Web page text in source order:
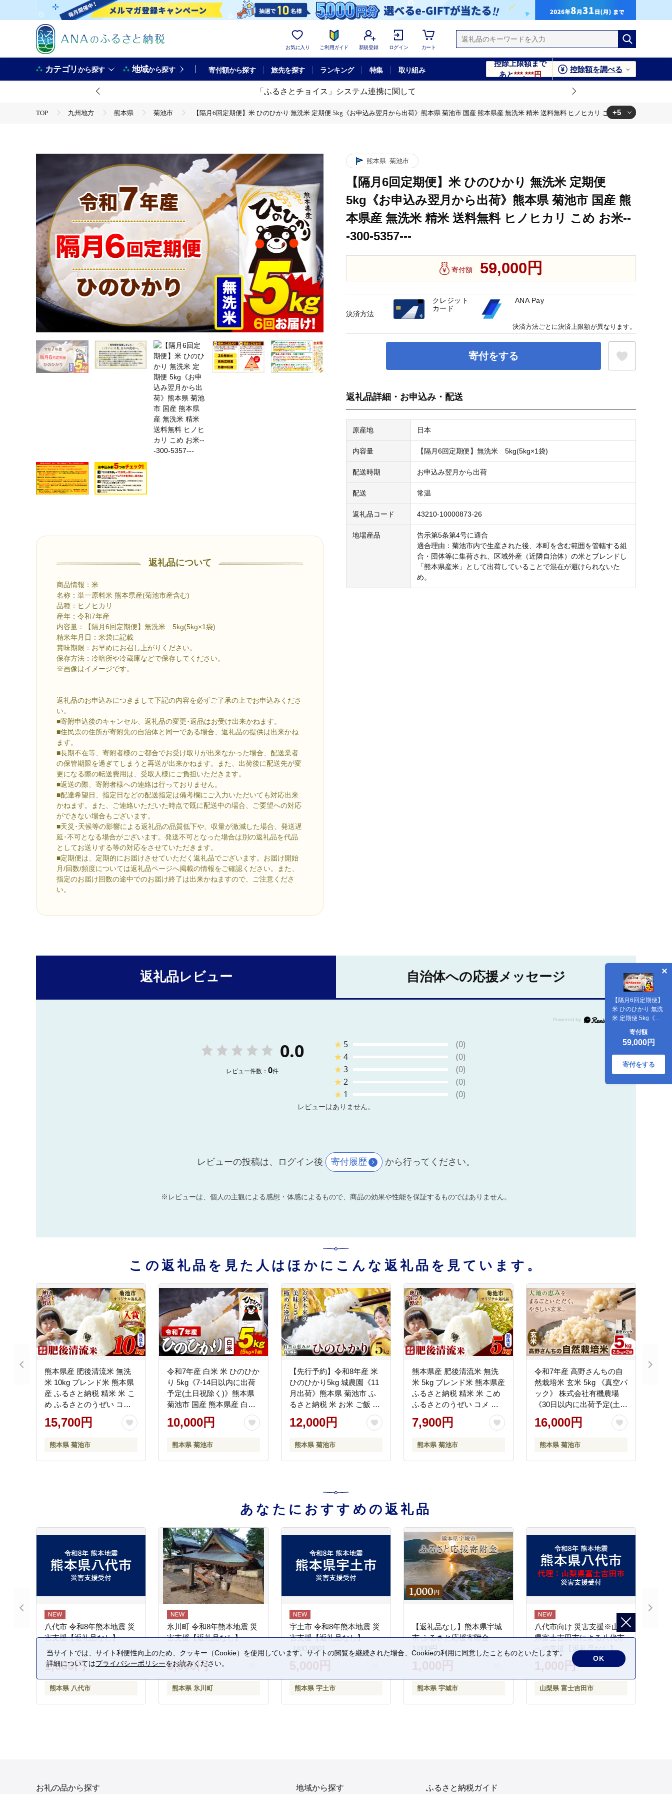
お気に入り ご利用ガイド 新規登録 ログイン カート
カテゴリから探す 地域から探す 寄付額から探す 旅先を探す ランキング 特集 取り組み
控除上限額まで
あと***,***円
控除額を調べる
「ふるさとチョイス」システム連携に関して
TOP 九州地方 熊本県 菊池市
【隔月6回定期便】米 ひのひかり 無洗米 定期便 5kg《お申込み翌月から出荷》熊本県 菊池市 国産 熊本県産 無洗米 精米 送料無料 ヒノヒカリ こめ お米---300-5357---
【隔月6回定期便】米 ひのひかり 無洗米 定期便 5kg《お申込み翌月から出荷》熊本県 菊池市 国産 熊本県産 無洗米 精米 送料無料 ヒノヒカリ こめ お米---300-5357---
米(定期便)
【隔月6回定期便】米 ひのひかり 無洗米 定期便 5kg《お申込み翌月から出荷》熊本県 菊池市 国産 熊本県産 無洗米 精米 送料無料 ヒノヒカリ こめ お米---300-5357---
+5
返礼品について
商品情報：米
名称：単一原料米 熊本県産(菊池市産含む)
品種：ヒノヒカリ
産年：令和7年産
内容量：【隔月6回定期便】無洗米 5kg(5kg×1袋)
精米年月日：米袋に記載
賞味期限：お早めにお召し上がりください。
保存方法：冷暗所や冷蔵庫などで保存してください。
※画像はイメージです。
返礼品のお申込みにつきまして下記の内容を必ずご了承の上でお申込みくださ
い。
■寄附申込後のキャンセル、返礼品の変更･返品はお受け出来かねます。
■住民票の住所が寄附先の自治体と同一である場合、返礼品の提供は出来かね
ます。
■長期不在等、寄附者様のご都合でお受け取りが出来なかった場合、配送業者
の保管期限を過ぎてしまうと再送が出来かねます。また、出荷後に配送先が変
更になる際の転送費用は、受取人様にご負担いただきます。
■返送の際、寄附者様への連絡は行っておりません。
■配達希望日、指定日などの配送指定は備考欄にご入力いただいても対応出来
かねます。また、ご連絡いただいた時点で既に配送中の場合、ご要望への対応
ができない場合もございます。
■天災･天候等の影響による返礼品の品質低下や、収量が激減した場合、発送遅
延･不可となる場合がございます。発送不可となった場合は別の返礼品を代品
としてお送りする等の対応をさせていただきます。
■定期便は、定期的にお届けさせていただく返礼品でございます。お届け開始
月/回数/頻度については返礼品ページへ掲載の情報をご確認ください。また、
指定のお届け回数の途中でのお届け終了は出来かねますので、ご注意くださ
い。
熊本県 菊池市
【隔月6回定期便】米 ひのひかり 無洗米 定期便
5kg《お申込み翌月から出荷》熊本県 菊池市 国産 熊
本県産 無洗米 精米 送料無料 ヒノヒカリ こめ お米--
-300-5357---
寄付額 59,000円
寄付をする
【隔月6回定期便】
米 ひのひかり 無洗
米 定期便 5kg《お
荷》熊本県 菊池市
国産 熊本県産 無洗
米 精米 送料無料 ヒ
ノヒカリ こめ お米-
--300-5357---
寄付額
59,000円
寄付をする
返礼品詳細・お申込み・配送
原産地 日本
内容量 【隔月6回定期便】無洗米 5kg(5kg×1袋)
配送時期 お申込み翌月から出荷
配送 常温
返礼品コード 43210-10000873-26
地場産品
告示第5条第4号に適合
適合理由：菊池市内で生産された後、本町を含む範囲を管轄する組
合・団体等に集荷され、区域外産（近隣自治体）の米とブレンドし
「熊本県産米」として出荷していることで混在が避けられないた
め。
決済方法
クレジット
カード
ANA Pay
決済方法ごとに決済上限額が異なります。
返礼品レビュー 自治体への応援メッセージ
0.0
レビュー件数： 0件
★ 5
(0)
★4
(0)
★3
(0)
★2
(0)
★ 1 (0)
レビューはありません。
レビューの投稿は、ログイン後 寄付履歴 から行ってください。
※レビューは、個人の主観による感想・体感によるもので、商品の効果や性能を保証するものではありません。
この返礼品を見た人はほかにこんな返礼品を見ています。
熊本県産 肥後清流米 無洗
米 10kg ブレンド米 熊本県
産 ふるさと納税 精米 米 こ
め ふるさとのうぜい コメ
お米 おこめ《7-14日以内に
出荷予定(土日祝除く)》--
15,700円
熊本県 菊池市
令和7年産 白米 米 ひのひか
り 5kg《7-14日以内に出荷
予定(土日祝除く)》熊本県
菊池市 国産 熊本県産 白米
精米 送料無料 ヒノヒカリ
こめ お米 ---300-5362---
10,000円
熊本県 菊池市
【先行予約】令和8年産 米
ひのひかり5kg 城農園《11
月出荷》熊本県 菊池市 ふ
るさと納税 米 お米 ご飯 ご
はん 白ご飯 七城 ひのひか
り ヒノヒカリ 令和8年産 菊
-306-0001---
12,000円
熊本県 菊池市
熊本県産 肥後清流米 無洗
米 5kg ブレンド米 熊本県産
ふるさと納税 精米 米 こめ
ふるさとのうぜい コメ お
米 おこめ《7-14日以内に出
荷予定(土日祝除く)》--
7,900円
熊本県 菊池市
令和7年産 高野さんちの自
然栽培米 玄米 5kg 《真空パ
ック》 株式会社有機農場
《30日以内に出荷予定(土日
祝除く)》熊本県 菊池市 米
お米 ヒノヒカリ ひのひか
本県産 真空パック---045-
3026---
16,000円
熊本県 菊池市
あなたにおすすめの返礼品
八代市 令和8年熊本地震 災
害支援【返礼品なし】
1,000円
熊本県 八代市
氷川町 令和8年熊本地震 災
害支援【返礼品なし】
5,000円
熊本県 氷川町
宇土市 令和8年熊本地震 災
害支援【返礼品なし】
_U00-0001
5,000円
熊本県 宇土市
【返礼品なし】熊本県宇城
市 ふるさと応援寄附金
1,000円
1,000円
熊本県 宇城市
八代市向け 災害支援※山梨
県富士吉田市による八代市
への支援【返礼品なし】
1,000円
山梨県 富士吉田市
お礼の品から探す 地域から探す ふるさと納税ガイド
当サイトでは、サイト利便性向上のため、クッキー（Cookie）を使用しています。サイトの閲覧を継続された場合、Cookieの利用に同意したことものといたします。
詳細についてはプライバシーポリシーをお読みください。
OK